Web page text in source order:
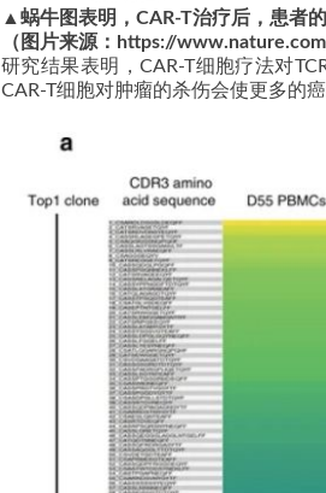
▲蜗牛图表明，CAR-T治疗后，患者
（图片来源：https://www.nature.com
研究结果表明，CAR-T细胞疗法对
CAR-T细胞对肿瘤的杀伤会使更多的